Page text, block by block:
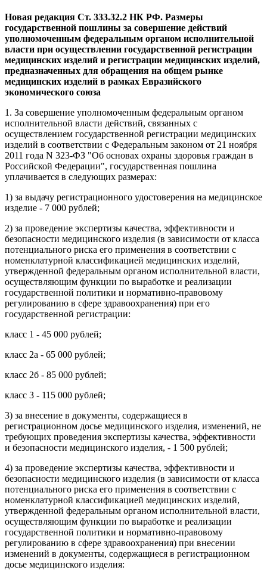
Новая редакция Ст. 333.32.2 НК РФ. Размеры
государственной пошлины за совершение действий
уполномоченным федеральным органом исполнительной
власти при осуществлении государственной регистрации
медицинских изделий и регистрации медицинских изделий,
предназначенных для обращения на общем рынке
медицинских изделий в рамках Евразийского
экономического союза
1. За совершение уполномоченным федеральным органом
исполнительной власти действий, связанных с
осуществлением государственной регистрации медицинских
изделий в соответствии с Федеральным законом от 21 ноября
2011 года N 323-ФЗ "Об основах охраны здоровья граждан в
Российской Федерации", государственная пошлина
уплачивается в следующих размерах:
1) за выдачу регистрационного удостоверения на медицинское
изделие - 7 000 рублей;
2) за проведение экспертизы качества, эффективности и
безопасности медицинского изделия (в зависимости от класса
потенциального риска его применения в соответствии с
номенклатурной классификацией медицинских изделий,
утвержденной федеральным органом исполнительной власти,
осуществляющим функции по выработке и реализации
государственной политики и нормативно-правовому
регулированию в сфере здравоохранения) при его
государственной регистрации:
класс 1 - 45 000 рублей;
класс 2а - 65 000 рублей;
класс 2б - 85 000 рублей;
класс 3 - 115 000 рублей;
3) за внесение в документы, содержащиеся в
регистрационном досье медицинского изделия, изменений, не
требующих проведения экспертизы качества, эффективности
и безопасности медицинского изделия, - 1 500 рублей;
4) за проведение экспертизы качества, эффективности и
безопасности медицинского изделия (в зависимости от класса
потенциального риска его применения в соответствии с
номенклатурной классификацией медицинских изделий,
утвержденной федеральным органом исполнительной власти,
осуществляющим функции по выработке и реализации
государственной политики и нормативно-правовому
регулированию в сфере здравоохранения) при внесении
изменений в документы, содержащиеся в регистрационном
досье медицинского изделия: